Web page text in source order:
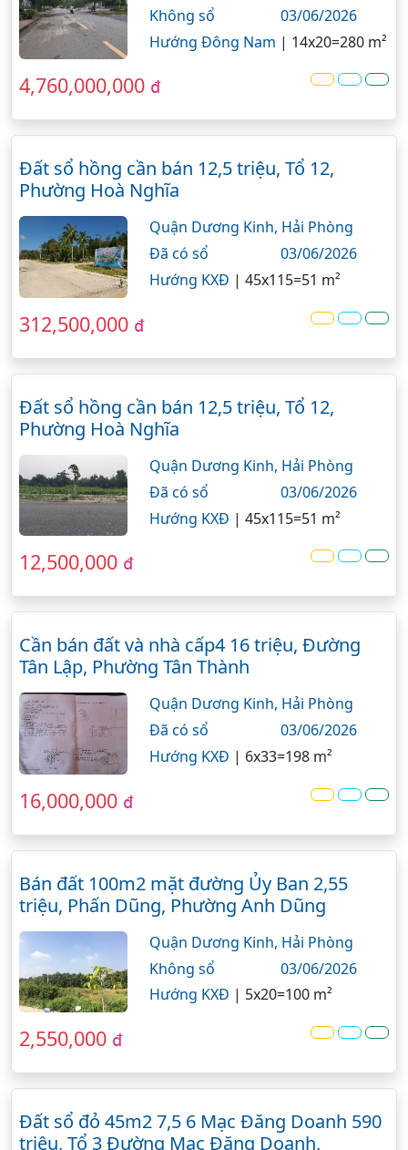
Không sổ
03/06/2026
Hướng Đông Nam | 14x20=280 m²
4,760,000,000 đ
Đất sổ hồng cần bán 12,5 triệu, Tổ 12,
Phường Hoà Nghĩa
Quận Dương Kinh, Hải Phòng
Đã có sổ
03/06/2026
Hướng KXĐ |45x115=51 m²
312,500,000 đ
Đất sổ hồng cần bán 12,5 triệu, Tổ 12,
Phường Hoà Nghĩa
Quận Dương Kinh, Hải Phòng
Đã có sổ
03/06/2026
Hướng KXĐ |45x115=51 m²
12,500,000 đ
Cần bán đất và nhà cấp4 16 triệu, Đường
Tân Lập, Phường Tân Thành
Quận Dương Kinh, Hải Phòng
Đã có sổ
03/06/2026
Hướng KXĐ | 6x33=198 m²
16,000,000 đ
Bán đất 100m2 mặt đường Ủy Ban 2,55
triệu, Phấn Dũng, Phường Anh Dũng
Quận Dương Kinh, Hải Phòng
Không sổ
03/06/2026
Hướng KXĐ | 5x20=100 m²
2,550,000 đ
Đất sổ đỏ 45m2 7,5 6 Mạc Đăng Doanh 590
triệu, Tổ 3 Đường Mạc Đăng Doanh,